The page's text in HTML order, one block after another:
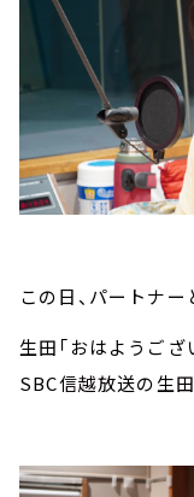
この日、パートナー
生田「おはようござ
SBC信越放送の生